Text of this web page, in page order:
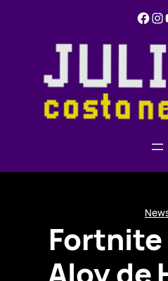
Facebook Instagram